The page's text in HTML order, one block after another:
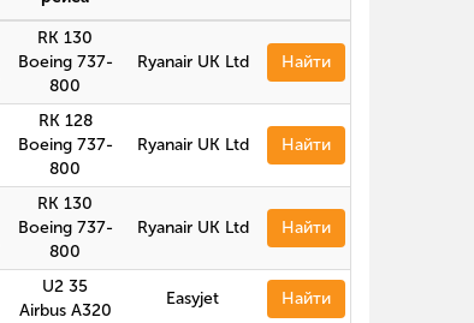
RK 130
Boeing 737-
800
Ryanair UK Ltd Найти
RK 128
Boeing 737-
800
Ryanair UK Ltd Найти
RK 130
Boeing 737-
800
Ryanair UK Ltd Найти
U2 35
Airbus А320
Easyjet Найти